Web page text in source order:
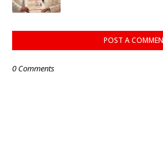
POST A
0 Comments